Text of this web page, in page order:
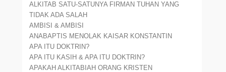
ALKITAB SATU-SATUNYA FIRMAN TUHAN YANG
TIDAK ADA SALAH
AMBISI & AMBISI
ANABAPTIS MENOLAK KAISAR KONSTANTIN
APA ITU DOKTRIN?
APA ITU KASIH & APA ITU DOKTRIN?
APAKAH ALKITABIAH ORANG KRISTEN